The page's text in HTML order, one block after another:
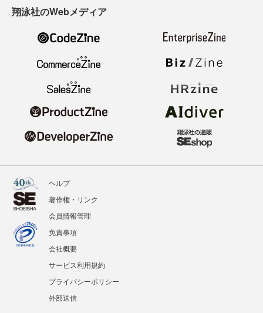
翔泳社のWebメディア
ヘルプ
著作権・リンク
会員情報管理
免責事項
会社概要
サービス利用規約
プライバシーポリシー
外部送信